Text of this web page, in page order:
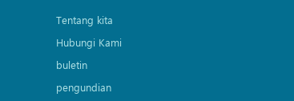
Tentang kita
Hubungi Kami
buletin
pengundian